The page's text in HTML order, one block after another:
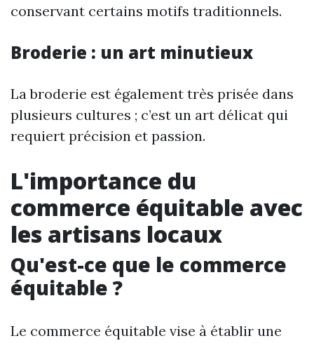
conservant certains motifs traditionnels.
Broderie : un art minutieux
La broderie est également très prisée dans
plusieurs cultures ; c’est un art délicat qui
requiert précision et passion.
L'importance du
commerce équitable avec
les artisans locaux
Qu'est-ce que le commerce
équitable ?
Le commerce équitable vise à établir une